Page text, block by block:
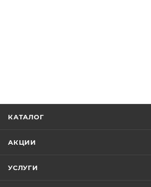
КАТАЛОГ
АКЦИИ
УСЛУГИ